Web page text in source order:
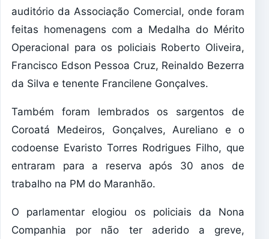
auditório da Associação Comercial, onde foram
feitas homenagens com a Medalha do Mérito
Operacional para os policiais Roberto Oliveira,
Francisco Edson Pessoa Cruz, Reinaldo Bezerra
da Silva e tenente Francilene Gonçalves.
Também foram lembrados os sargentos de
Coroatá Medeiros, Gonçalves, Aureliano e o
codoense Evaristo Torres Rodrigues Filho, que
entraram para a reserva após 30 anos de
trabalho na PM do Maranhão.
O parlamentar elogiou os policiais da Nona
Companhia por não ter aderido a greve,